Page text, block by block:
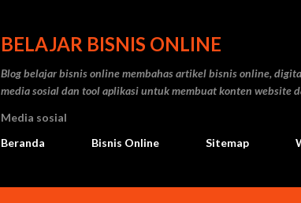
BELAJAR BISNIS ONLINE
Blog belajar bisnis online membahas artikel bisnis online,
media sosial dan tool aplikasi untuk membuat konten website
Media sosial
Beranda
Bisnis Online Sitemap